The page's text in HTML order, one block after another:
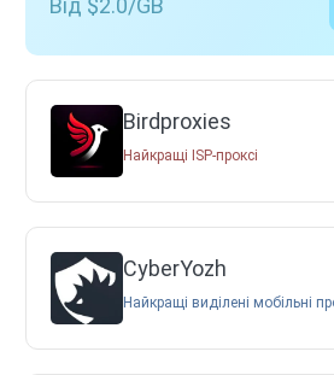
Від $2.0/GB
Birdproxies
Найкращі ISP-проксі
CyberYozh
Найкращі виділені мобільні